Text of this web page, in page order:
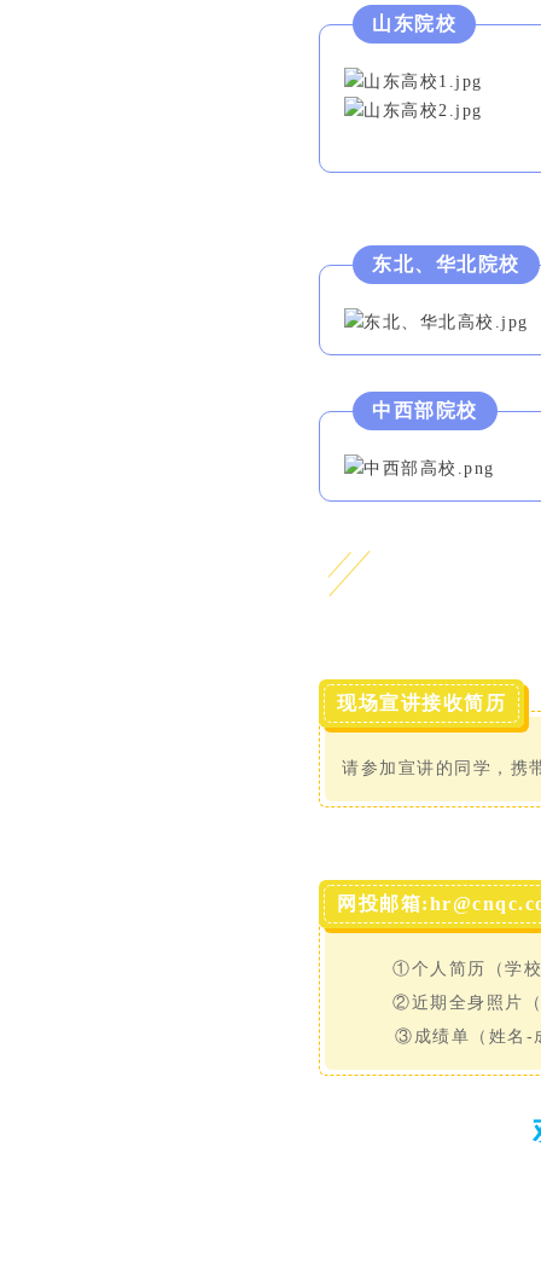
山东院校
东北、华北院校
中西部院校
现场宣讲接收简历
请参加宣讲的同学，携
网投邮箱
①个人简历（学
②近期全身照片
③成绩单（姓名-成